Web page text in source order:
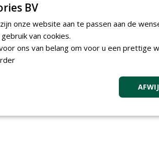
BV
onze website aan te passen aan de
van cookies.
ons van belang om voor u een prettige